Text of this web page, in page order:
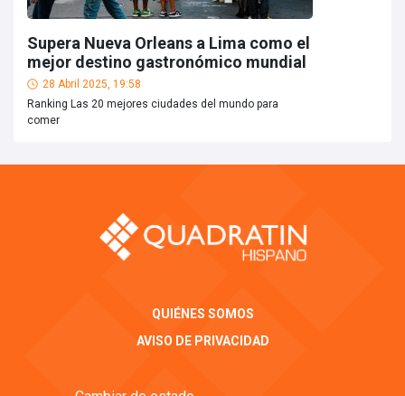
Supera Nueva Orleans a Lima como el
mejor destino gastronómico mundial
28 Abril 2025, 19:58
Ranking Las 20 mejores ciudades del mundo para
comer
QUIÉNES SOMOS
AVISO DE PRIVACIDAD